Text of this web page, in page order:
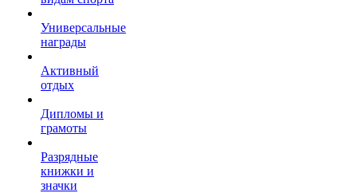
Универсальные
награды
Активный
отдых
Дипломы и
грамоты
Разрядные
книжки и
значки